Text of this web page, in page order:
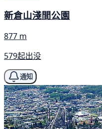
新倉山淺間公園
877 m
579起出没
通知